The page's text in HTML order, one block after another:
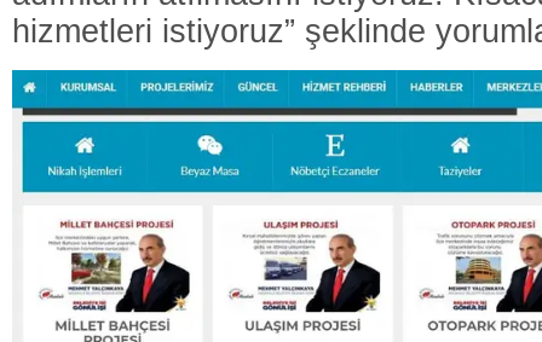
hizmetleri istiyoruz” şeklinde